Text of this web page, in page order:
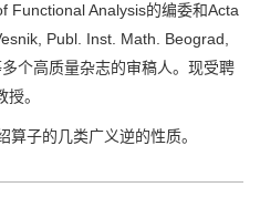
Functional Analysis的编委和Acta
Publ. Inst. Math. Beograd,
个高质量杂志的审稿人。现受聘
授。
算子的几类广义逆的性质。